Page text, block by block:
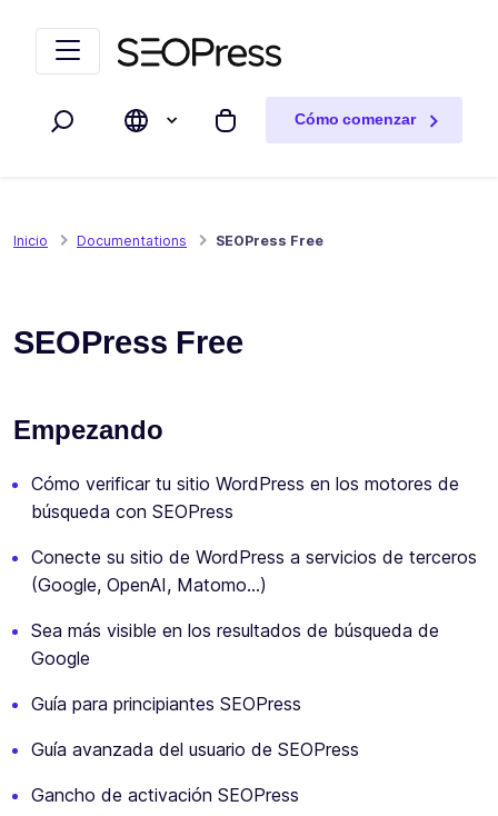
Buscar Mi carrito
Cómo comenzar
Inicio Documentations SEOPress Free
SEOPress Free
Empezando
Cómo verificar tu sitio WordPress en los motores de
búsqueda con SEOPress
Conecte su sitio de WordPress a servicios de terceros
(Google, OpenAI, Matomo…)
Sea más visible en los resultados de búsqueda de
Google
Guía para principiantes SEOPress
Guía avanzada del usuario de SEOPress
Gancho de activación SEOPress